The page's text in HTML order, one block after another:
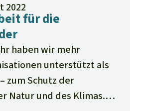
2022
für die
haben wir mehr
unterstützt als
zum Schutz der
Natur und des Klimas.